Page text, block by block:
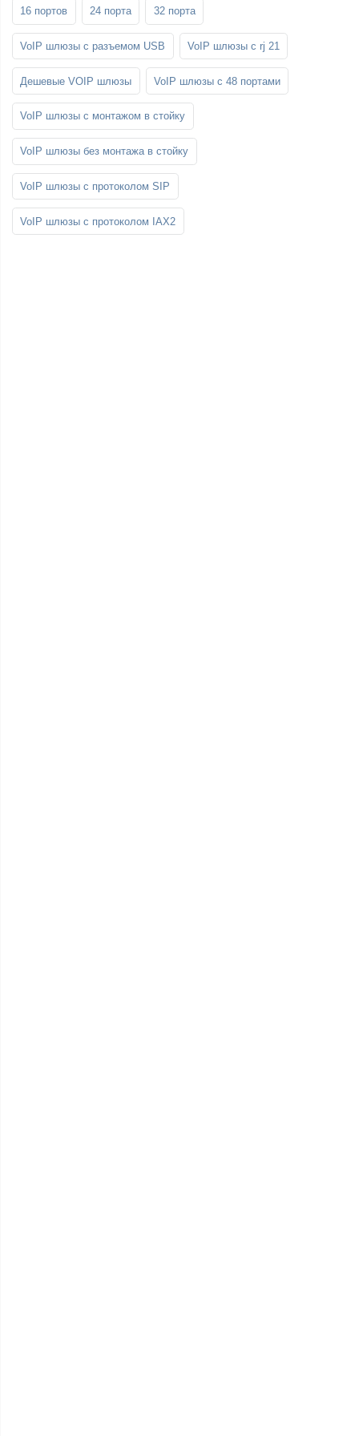
16 портов 24 порта 32 порта
VoIP шлюзы с разъемом USB VoIP шлюзы с rj 21
Дешевые VOIP шлюзы VoIP шлюзы с 48 портами
VoIP шлюзы с монтажом в стойку
VoIP шлюзы без монтажа в стойку
VoIP шлюзы с протоколом SIP
VoIP шлюзы с протоколом IAX2